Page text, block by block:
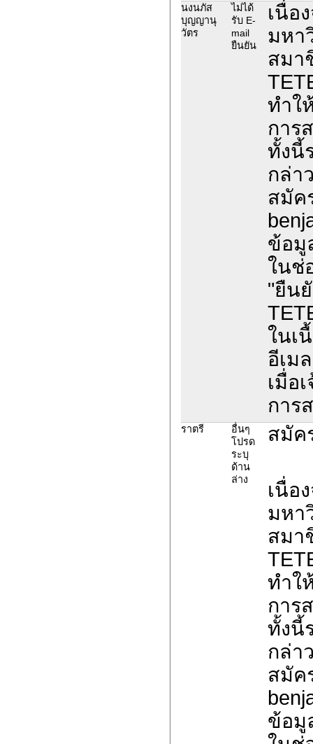
นงนภัส
บุญญานุ
วัตร
ไม่ได้
รับ E-
mail
ยืนยัน
เนื่อ
มหา
สมา
ทำใ
การ
ทั้งนี้
กล่า
สมัค
ข้อมู
ในช่
"ยืน
ในเ
อีเม
เมื่อ
การ
ราตรี
อื่นๆ
โปรด
ระบุ
ด้าน
ล่าง
สมัค
เนื่อ
มหา
สมา
ทำใ
การ
ทั้งนี้
กล่า
สมัค
ข้อมู